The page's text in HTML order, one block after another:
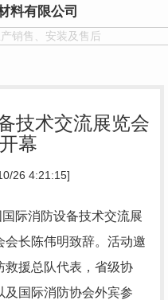
料有限公司
销售、安装及售后
技术交流展览会
幕
26 4:21:15]
际消防设备技术交流展
会长陈伟明致辞。活动邀
救援总队代表，省级协
及国际消防协会外宾参